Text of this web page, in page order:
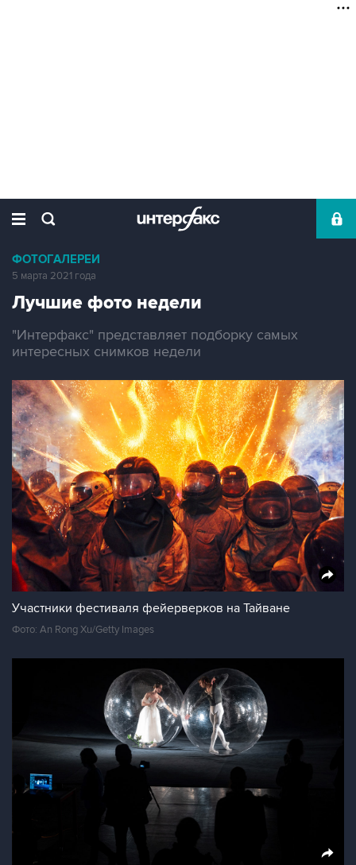
ФОТОГАЛЕРЕИ
5 марта 2021 года
Лучшие фото недели
"Интерфакс" представляет подборку самых
интересных снимков недели
Участники фестиваля фейерверков на Тайване
Фото: An Rong Xu/Getty Images